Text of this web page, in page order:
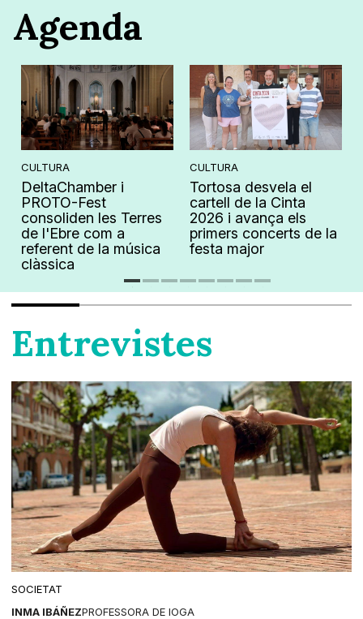
Agenda
CULTURA
DeltaChamber i
PROTO-Fest
consoliden les Terres
de l'Ebre com a
referent de la música
clàssica
CULTURA
Tortosa desvela el
cartell de la Cinta
2026 i avança els
primers concerts de la
festa major
Entrevistes
SOCIETAT
INMA IBÁÑEZPROFESSORA DE IOGA